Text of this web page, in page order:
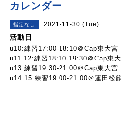
カレンダー
指定なし 2021-11-30 (Tue)
活動日
u10:練習17:00-18:10＠Cap東大宮
u11.12:練習18:10-19:30＠Cap東
u13:練習19:30-21:00＠Cap東大宮
u14.15:練習19:00-21:00＠蓮田松